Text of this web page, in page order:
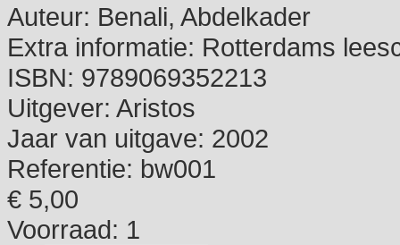
Auteur: Benali, Abdelkader
Extra informatie: Rotterdams
ISBN: 9789069352213
Uitgever: Aristos
Jaar van uitgave: 2002
Referentie: bw001
€ 5,00
Voorraad: 1